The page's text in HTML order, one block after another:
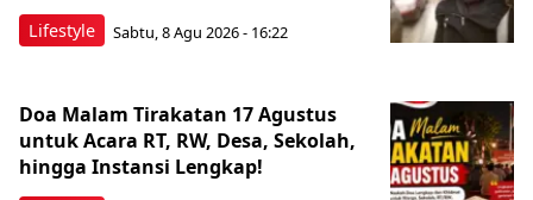
Lifestyle Sabtu, 8 Agu 2026 - 16:22
Doa Malam Tirakatan 17 Agustus
untuk Acara RT, RW, Desa, Sekolah,
hingga Instansi Lengkap!